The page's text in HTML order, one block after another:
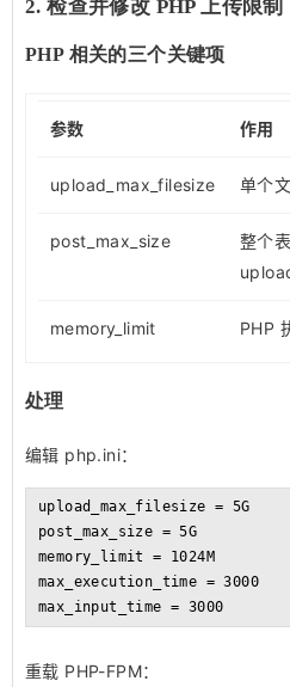
2. 检查并修改 PHP 上传限制
PHP 相关的三个关键项
参数 作用
upload_max_filesize 单个
post_max_size
整个
memory_limit PHP
处理
编辑 php.ini：
upload_max_filesize = 5G
post_max_size = 5G
memory_limit = 1024M
max_execution_time = 3000
max_input_time = 3000
重载 PHP-FPM：